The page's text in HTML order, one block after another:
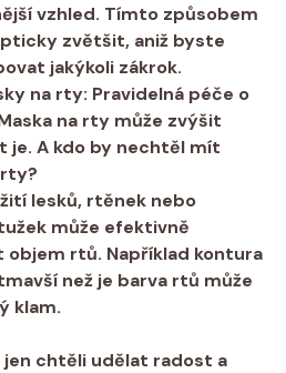
vzhled. Tímto způsobem
zvětšit, aniž byste
jakýkoli zákrok.
na rty: Pravidelná péče o
na rty může zvýšit
je. A kdo by nechtěl mít
lesků, rtěnek nebo
může efektivně
objem rtů. Například kontura
než je barva rtů může
klam.
chtěli udělat radost a